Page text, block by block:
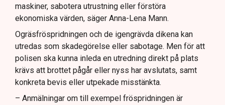
maskiner, sabotera utrustning eller förstöra
ekonomiska värden, säger Anna-Lena Mann.
Ogräsfröspridningen och de igengrävda dikena kan
utredas som skadegörelse eller sabotage. Men för att
polisen ska kunna inleda en utredning direkt på plats
krävs att brottet pågår eller nyss har avslutats, samt
konkreta bevis eller utpekade misstänkta.
– Anmälningar om till exempel fröspridningen är